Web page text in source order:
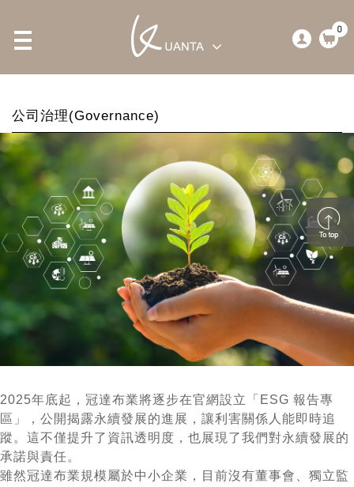
0
公司治理(Governance)
2025年底起，冠達布業將逐步在官網設立「ESG 報告專
區」，公開揭露永續發展的進展，讓利害關係人能即時追
蹤。這不僅提升了資訊透明度，也展現了我們對永續發展的
承諾與責任。
雖然冠達布業規模屬於中小企業，目前沒有董事會、獨立監